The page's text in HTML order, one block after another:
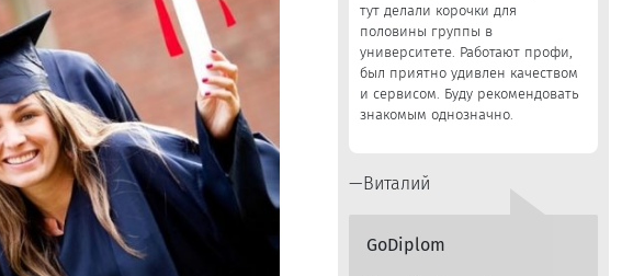
тут делали корочки для
половины группы в
университете. Работают профи,
был приятно удивлен качеством
и сервисом. Буду рекомендовать
знакомым однозначно.
Виталий
GoDiplom